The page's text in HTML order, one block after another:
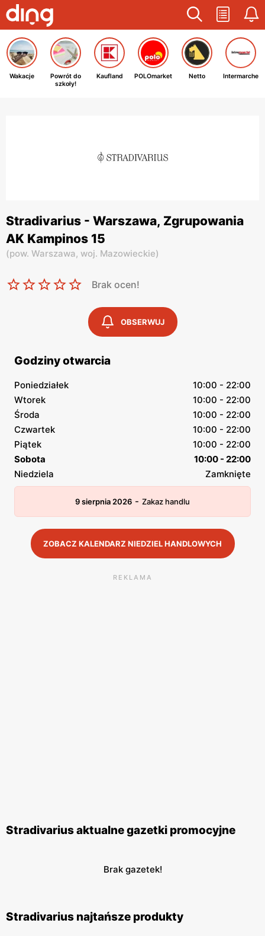
Wakacje
Powrót do
szkoły!
Kaufland POLOmarket Netto Intermarche
Stradivarius - Warszawa, Zgrupowania
AK Kampinos 15
(pow. Warszawa, woj. Mazowieckie)
Brak ocen!
OBSERWUJ
Godziny otwarcia
Poniedziałek
10:00 - 22:00
Wtorek
10:00 - 22:00
Środa
10:00 - 22:00
Czwartek
10:00 - 22:00
Piątek
10:00 - 22:00
Sobota
10:00 - 22:00
Niedziela
Zamknięte
9 sierpnia 2026 - Zakaz handlu
ZOBACZ KALENDARZ NIEDZIEL HANDLOWYCH
REKLAMA
Stradivarius aktualne gazetki promocyjne
Brak gazetek!
Stradivarius najtańsze produkty